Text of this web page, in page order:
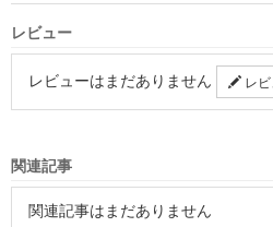
レビュー
レビューはまだありません レビ
関連記事
関連記事はまだありません